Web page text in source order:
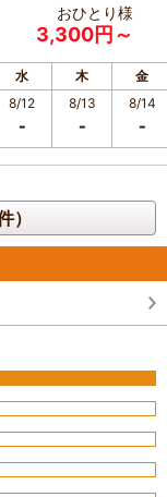
おひとり様
3,300円～
水 木
金
8/12 8/13 8/14
）